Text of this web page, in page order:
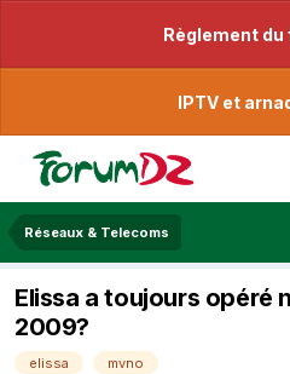
Règlement du
IPTV et
Réseaux & Telecoms
Elissa a toujours opéré
2009?
elissa mvno